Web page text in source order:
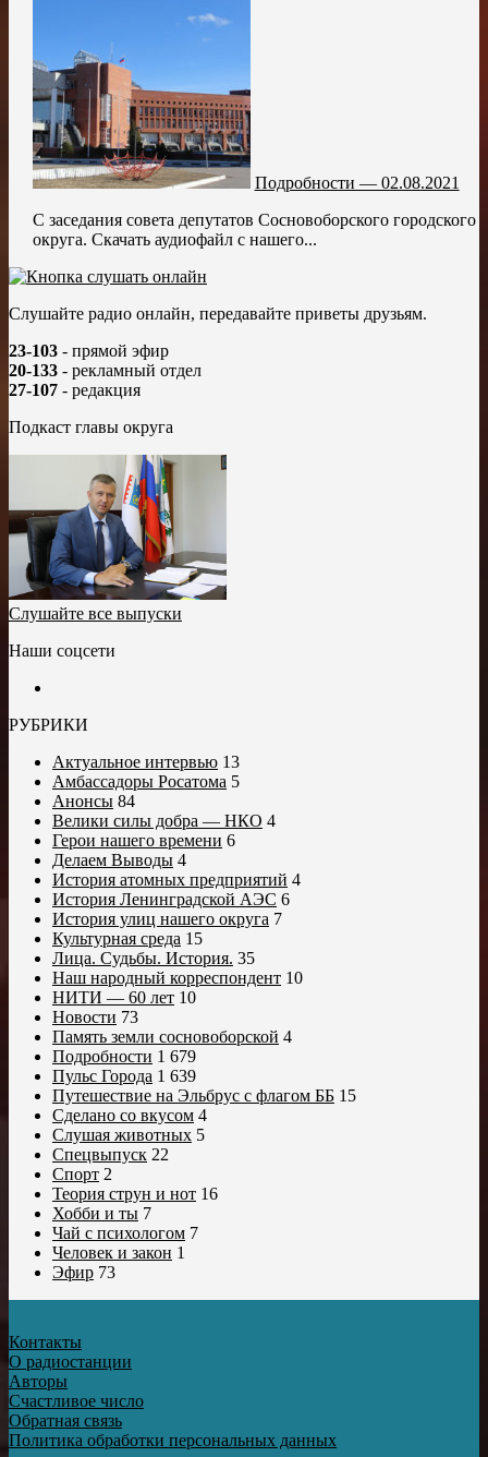
Подробности — 02.08.2021
С заседания совета депутатов Сосновоборского городского
округа. Скачать аудиофайл с нашего...
Слушайте радио онлайн, передавайте приветы друзьям.
23-103 - прямой эфир
20-133 - рекламный отдел
27-107 - редакция
Подкаст главы округа
Слушайте все выпуски
Наши соцсети
РУБРИКИ
Актуальное интервью 13
Амбассадоры Росатома 5
Анонсы 84
Велики силы добра — НКО 4
Герои нашего времени 6
Делаем Выводы 4
История атомных предприятий 4
История Ленинградской АЭС 6
История улиц нашего округа 7
Культурная среда 15
Лица. Судьбы. История. 35
Наш народный корреспондент 10
НИТИ — 60 лет 10
Новости 73
Память земли сосновоборской 4
Подробности 1 679
Пульс Города 1 639
Путешествие на Эльбрус с флагом ББ 15
Сделано со вкусом 4
Слушая животных 5
Спецвыпуск 22
Спорт 2
Теория струн и нот 16
Хобби и ты 7
Чай с психологом 7
Человек и закон 1
Эфир 73
Контакты
О радиостанции
Авторы
Счастливое число
Обратная связь
Политика обработки персональных данных